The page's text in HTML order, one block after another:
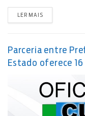
LER MAIS
Parceria entre
Estado oferece 16